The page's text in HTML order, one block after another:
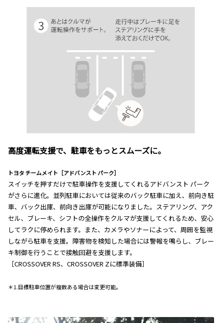
高度運転支援で、駐車をもっとスムーズに。
トヨタ チームメイト［アドバンスト パーク］
スイッチを押すだけで駐車操作を支援してくれるアドバンスト パーク
がさらに進化。並列駐車においては従来のバック駐車に加え、前向き駐
車、バック出庫、前向き出庫が可能になりました。ステアリング、アク
セル、ブレーキ、シフトの全操作をクルマが支援してくれるため、安心
してラクに停められます。また、カメラやソナーによって、周囲を監視
しながら駐車を支援。障害物を検知した場合には警報を鳴らし、ブレー
キ制御を行うことで接触回避を支援します。
［CROSSOVER RS、CROSSOVER Zに標準装備］
＊1.目標駐車位置が複数ある場合は変更可能。